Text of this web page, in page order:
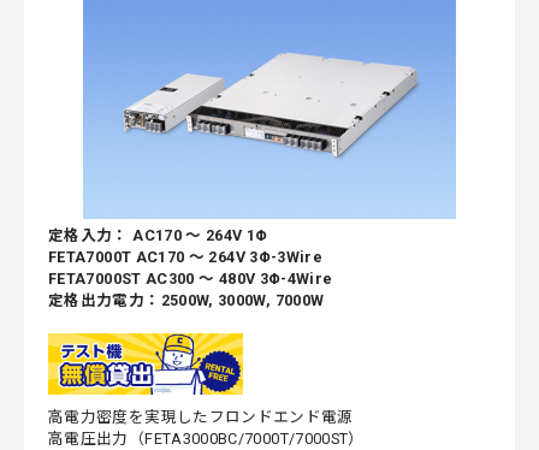
定格入力： AC170 ～ 264V 1Φ
FETA7000T AC170 ～ 264V 3Φ-3Wire
FETA7000ST AC300 ～ 480V 3Φ-4Wire
定格出力電力：2500W, 3000W, 7000W
高電力密度を実現したフロンドエンド電源
高電圧出力（FETA3000BC/7000T/7000ST）